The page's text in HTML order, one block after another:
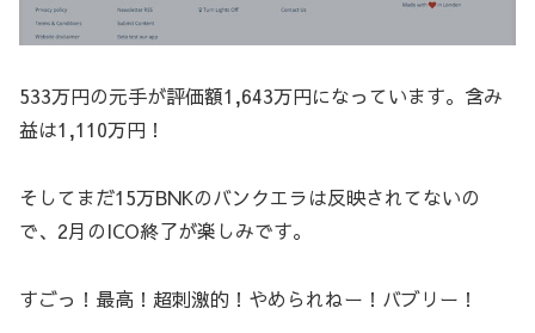
533万円の元手が評価額1,643万円になっています。含み
益は1,110万円！
そしてまだ15万BNKのバンクエラは反映されてないの
で、2月のICO終了が楽しみです。
すごっ！最高！超刺激的！やめられねー！バブリー！